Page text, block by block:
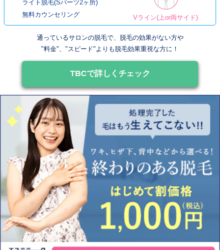
ライト脱毛(Sパーツ2ヶ所)
無料カウンセリング
Vライン(上or両サイド)
通っているサロンの脱毛で、脱毛の効果がない方や
"料金"、"スピード"よりも脱毛効果重視な方に！
TBCで詳しくチェック